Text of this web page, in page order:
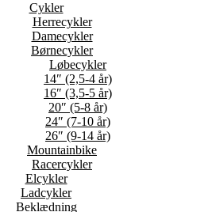
Cykler
Herrecykler
Damecykler
Børnecykler
Løbecykler
14″ (2,5-4 år)
16″ (3,5-5 år)
20″ (5-8 år)
24″ (7-10 år)
26″ (9-14 år)
Mountainbike
Racercykler
Elcykler
Ladcykler
Beklædning